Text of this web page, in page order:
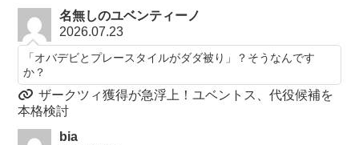
名無しのユベンティーノ
2026.07.23
「オバデビとプレースタイルがダダ被り」？そうなんです
か？
ザークツィ獲得が急浮上！ユベントス、代役候補を
本格検討
bia